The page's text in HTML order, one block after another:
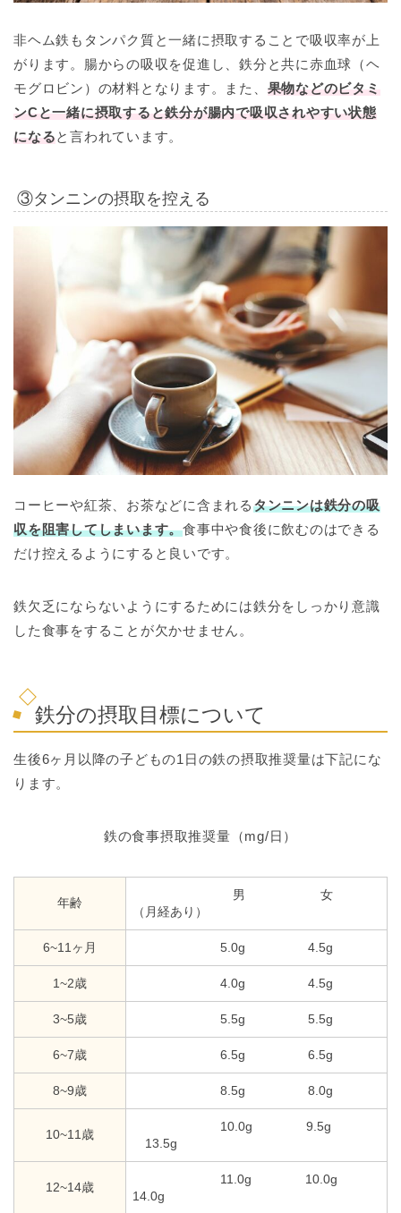
非ヘム鉄もタンパク質と一緒に摂取することで吸収率が上
がります。腸からの吸収を促進し、鉄分と共に赤血球（ヘ
モグロビン）の材料となります。また、 果物などのビタミ
ンCと一緒に摂取すると鉄分が腸内で吸収されやすい状態
になると言われています。
③タンニンの摂取を控える
コーヒーや紅茶、お茶などに含まれるタンニンは鉄分の吸
収を阻害してしまいます。食事中や食後に飲むのはできる
だけ控えるようにすると良いです。
鉄欠乏にならないようにするためには鉄分をしっかり意識
した食事をすることが欠かせません。
鉄分の摂取目標について
生後6ヶ月以降の子どもの1日の鉄の摂取推奨量は下記にな
ります。
鉄の食事摂取推奨量（mg/日）
年齢
男 女
（月経あり）
6~11ヶ月 5.0g 4.5g
1~2歳 4.0g 4.5g
3~5歳 5.5g 5.5g
6~7歳 6.5g 6.5g
8~9歳 8.5g 8.0g
10~11歳
10.0g 9.5g
13.5g
12~14歳
11.0g 10.0g
14.0g